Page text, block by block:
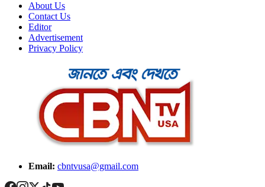
About Us
Contact Us
Editor
Advertisement
Privacy Policy
Email: cbntvusa@gmail.com